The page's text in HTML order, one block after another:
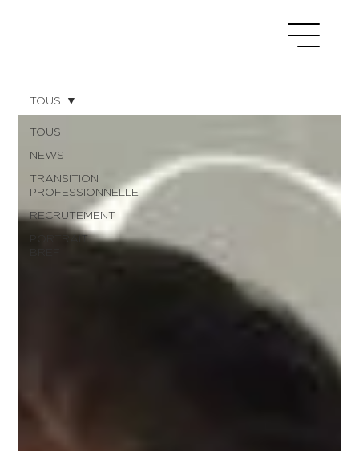
TOUS
NEWS
TRANSITION
PROFESSIONNELLE
RECRUTEMENT
PORTRAIT
TOUS